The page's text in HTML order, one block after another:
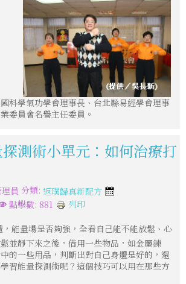
科學氣功學會理事長、台北縣易經學會理事
委員會名譽主任委員。
測術小單元：如何治療打
員 分類: 返璞歸真新配方
點擊數: 881 列印
能量場是否夠強，全看自己能不能放鬆、心
並靜下來之後，借用一些物品，如金屬鍊
的一些用品，判斷出對自己身體是好的，還
習能量探測術呢？這個技巧可以用在那些方